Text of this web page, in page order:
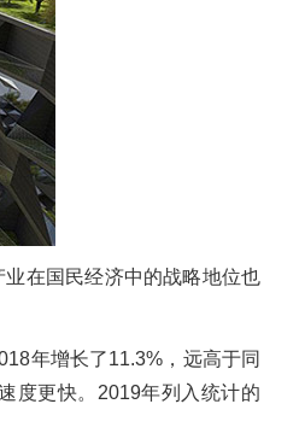
在国民经济中的战略地位也
年增长了11.3%，远高于同
度更快。2019年列入统计的